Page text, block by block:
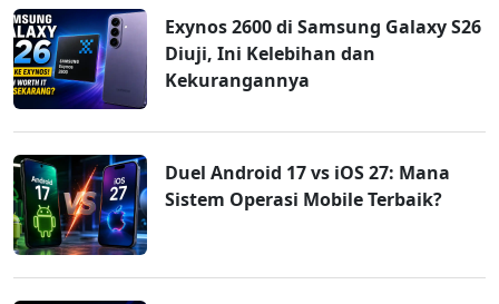
Exynos 2600 di Samsung Galaxy S26
Diuji, Ini Kelebihan dan
Kekurangannya
Duel Android 17 vs iOS 27: Mana
Sistem Operasi Mobile Terbaik?